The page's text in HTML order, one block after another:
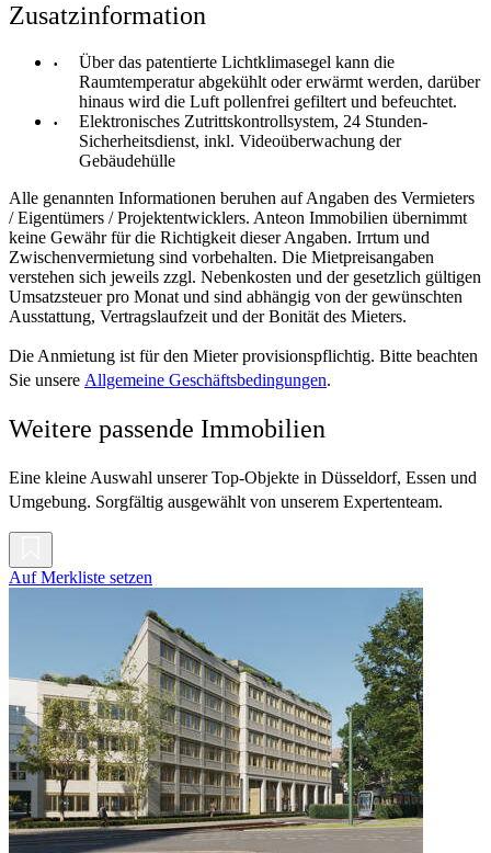
Zusatzinformation
Über das patentierte Lichtklimasegel kann die
Raumtemperatur abgekühlt oder erwärmt werden, darüber
hinaus wird die Luft pollenfrei gefiltert und befeuchtet.
Elektronisches Zutrittskontrollsystem, 24 Stunden-
Sicherheitsdienst, inkl. Videoüberwachung der
Gebäudehülle
Alle genannten Informationen beruhen auf Angaben des Vermieters
/ Eigentümers / Projektentwicklers. Anteon Immobilien übernimmt
keine Gewähr für die Richtigkeit dieser Angaben. Irrtum und
Zwischenvermietung sind vorbehalten. Die Mietpreisangaben
verstehen sich jeweils zzgl. Nebenkosten und der gesetzlich gültigen
Umsatzsteuer pro Monat und sind abhängig von der gewünschten
Ausstattung, Vertragslaufzeit und der Bonität des Mieters.
Die Anmietung ist für den Mieter provisionspflichtig. Bitte beachten
Sie unsere Allgemeine Geschäftsbedingungen.
Weitere passende Immobilien
Eine kleine Auswahl unserer Top-Objekte in Düsseldorf, Essen und
Umgebung. Sorgfältig ausgewählt von unserem Expertenteam.
Auf Merkliste setzen